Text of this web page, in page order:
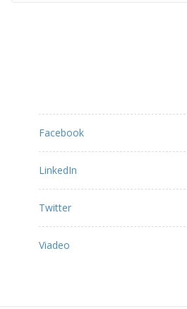
Facebook
LinkedIn
Twitter
Viadeo